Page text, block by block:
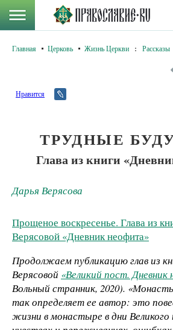
Главная Церковь Жизнь Церкви : Рассказы
Нравится
ТРУДНЫЕ
Глава из книги
Дарья Верясова
Прощеное воскресенье. Глава из
Верясовой «Дневник неофита»
Продолжаем публикацию глав из
Верясовой «Великий пост.
Вольный странник, 2020).
так определяет ее автор: это
жизни в монастыре в дни Великого